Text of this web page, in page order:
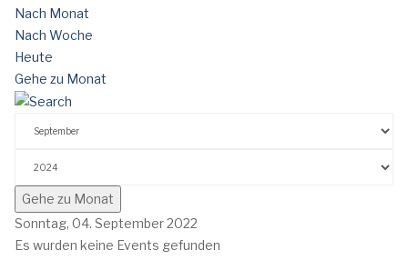
Nach Monat
Nach Woche
Heute
Gehe zu Monat
Gehe zu Monat
Sonntag, 04. September 2022
Es wurden keine Events gefunden